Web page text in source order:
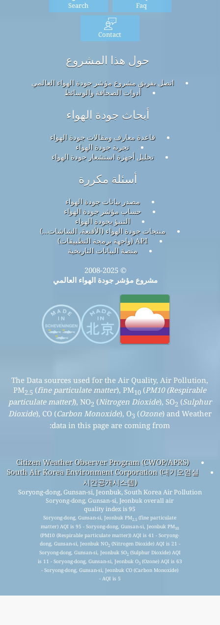
Faq
Search
Contact
حول هذا المشروع
اتصل بفريق مشروع مؤشر جودة الهواء العالمي
أدوات الصحافة والوسائط
أبحاث جودة الهواء
قاعدة معارف ومقالات جودة الهواء
تجربة جودة الهواء
تحليل أجهزة استشعار جودة الهواء
أسئلة مكررة
مصدر بيانات جودة الهواء
حساب مؤشر جودة الهواء
التنبؤ بجودة الهواء
منتجات جودة الهواء (الأقنعة، الشاشات...)
API (واجهة برمجة التطبيقات)
منصة البيانات التاريخية
© 2008-2025
مشروع مؤشر جودة الهواء العالمي
The Data sources used for the Air Quality, Air Pollution,
PM2.5(fine particulate matter), PM10(PM10 (Respirable
particulate matter)), NO2 (Nitrogen Dioxide), SO2 (Sulphur
Dioxide), CO (Carbon Monoxide), O3 (Ozone ) and Weather
data in this page are coming from:
Citizen Weather Observer Program (CWOP/APRS)
South Air Korea Environment Corporation (대기오염실
시간공개시스템)
Soryong-dong, Gunsan-si, Jeonbuk, South Korea Air Pollution
Soryong-dong, Gunsan-si, Jeonbuk overall air
quality index is 95
Soryong-dong, Gunsan-si, Jeonbuk PM2.5(fine particulate
matter) AQI is 95 - Soryong-dong, Gunsan-si, Jeonbuk PM10
(PM10 (Respirable particulate matter)) AQI is 41 - Soryong-
dong, Gunsan-si, Jeonbuk NO 2(Nitrogen Dioxide) AQI is 21 -
Soryong-dong, Gunsan-si, Jeonbuk SO 2(Sulphur Dioxide) AQI
is 11 - Soryong-dong, Gunsan-si, Jeonbuk O 3(Ozone) AQI is 63
- Soryong-dong, Gunsan-si, Jeonbuk CO (Carbon Monoxide)
AQI is 5 -